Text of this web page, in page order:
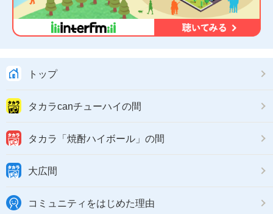
トップ
タカラcanチューハイの間
タカラ「焼酎ハイボール」の間
大広間
コミュニティをはじめた理由